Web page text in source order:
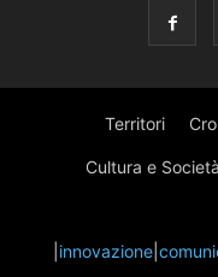
Territori
Cultura e Società
innovazione